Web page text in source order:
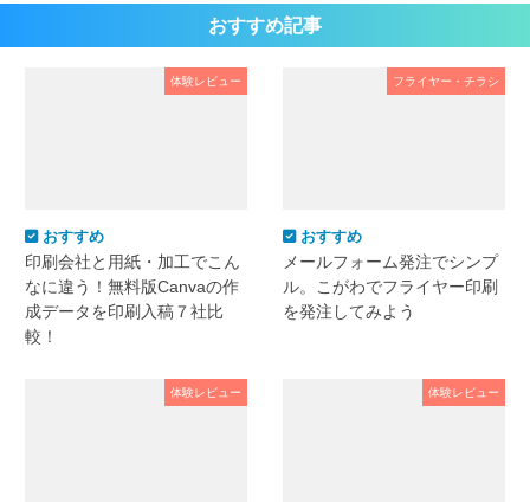
おすすめ記事
体験レビュー
おすすめ
印刷会社と用紙・加工でこん
なに違う！無料版Canvaの作
成データを印刷入稿７社比
較！
フライヤー・チラシ
おすすめ
メールフォーム発注でシンプ
ル。こがわでフライヤー印刷
を発注してみよう
体験レビュー 体験レビュー